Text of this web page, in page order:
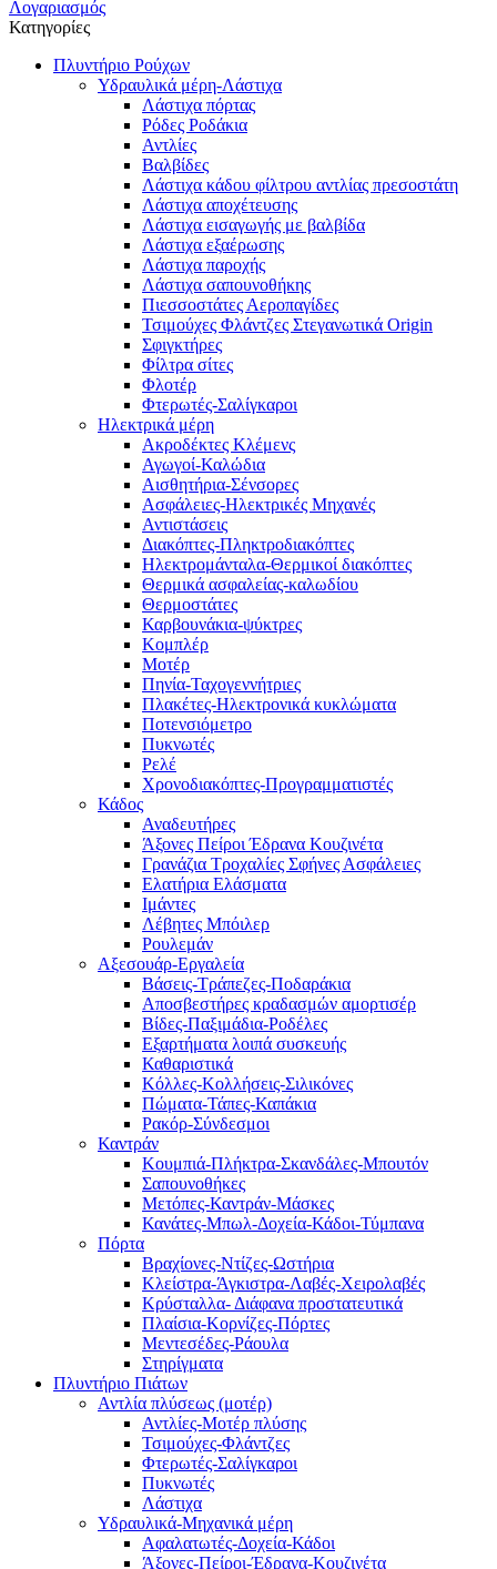
Λογαριασμός
Κατηγορίες
Πλυντήριο Ρούχων
Υδραυλικά μέρη-Λάστιχα
Λάστιχα πόρτας
Ρόδες Ροδάκια
Αντλίες
Βαλβίδες
Λάστιχα κάδου φίλτρου αντλίας πρεσοστάτη
Λάστιχα αποχέτευσης
Λάστιχα εισαγωγής με βαλβίδα
Λάστιχα εξαέρωσης
Λάστιχα παροχής
Λάστιχα σαπουνοθήκης
Πιεσσοστάτες Αεροπαγίδες
Τσιμούχες Φλάντζες Στεγανωτικά Origin
Σφιγκτήρες
Φίλτρα σίτες
Φλοτέρ
Φτερωτές-Σαλίγκαροι
Ηλεκτρικά μέρη
Ακροδέκτες Κλέμενς
Αγωγοί-Καλώδια
Αισθητήρια-Σένσορες
Ασφάλειες-Ηλεκτρικές Μηχανές
Αντιστάσεις
Διακόπτες-Πληκτροδιακόπτες
Ηλεκτρομάνταλα-Θερμικοί διακόπτες
Θερμικά ασφαλείας-καλωδίου
Θερμοστάτες
Καρβουνάκια-ψύκτρες
Κομπλέρ
Μοτέρ
Πηνία-Ταχογεννήτριες
Πλακέτες-Ηλεκτρονικά κυκλώματα
Ποτενσιόμετρο
Πυκνωτές
Ρελέ
Χρονοδιακόπτες-Προγραμματιστές
Κάδος
Αναδευτήρες
Άξονες Πείροι Έδρανα Κουζινέτα
Γρανάζια Τροχαλίες Σφήνες Ασφάλειες
Ελατήρια Ελάσματα
Ιμάντες
Λέβητες Μπόιλερ
Ρουλεμάν
Αξεσουάρ-Εργαλεία
Βάσεις-Τράπεζες-Ποδαράκια
Αποσβεστήρες κραδασμών αμορτισέρ
Βίδες-Παξιμάδια-Ροδέλες
Εξαρτήματα λοιπά συσκευής
Καθαριστικά
Κόλλες-Κολλήσεις-Σιλικόνες
Πώματα-Τάπες-Καπάκια
Ρακόρ-Σύνδεσμοι
Καντράν
Κουμπιά-Πλήκτρα-Σκανδάλες-Μπουτόν
Σαπουνοθήκες
Μετόπες-Καντράν-Μάσκες
Κανάτες-Μπωλ-Δοχεία-Κάδοι-Τύμπανα
Πόρτα
Βραχίονες-Ντίζες-Ωστήρια
Κλείστρα-Άγκιστρα-Λαβές-Χειρολαβές
Κρύσταλλα- Διάφανα προστατευτικά
Πλαίσια-Κορνίζες-Πόρτες
Μεντεσέδες-Ράουλα
Στηρίγματα
Πλυντήριο Πιάτων
Αντλία πλύσεως (μοτέρ)
Αντλίες-Μοτέρ πλύσης
Τσιμούχες-Φλάντζες
Φτερωτές-Σαλίγκαροι
Πυκνωτές
Λάστιχα
Υδραυλικά-Mηχανικά μέρη
Αφαλατωτές-Δοχεία-Κάδοι
Άξονες-Πείροι-Έδρανα-Κουζινέτα